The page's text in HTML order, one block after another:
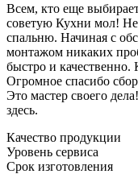
Всем, кто еще
советую Кухни мол!
спальню. Начиная с
монтажом никаких
быстро и
Огромное спасибо
Это мастер своего
здесь.
Качество продукции
Уровень сервиса
Срок изготовления